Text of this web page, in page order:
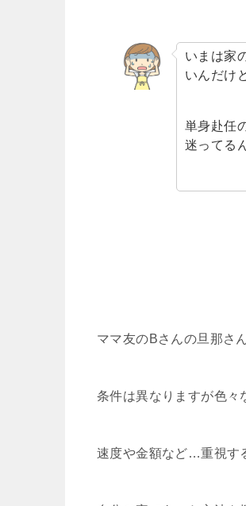
いまは家
いんだけ
単身赴任
迷ってる
ママ友のBさんの旦那さ
条件は異なりますが色々
速度や金額など…重視す